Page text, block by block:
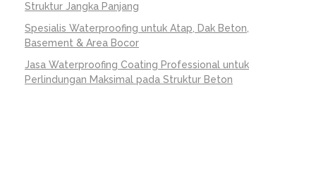
Struktur Jangka Panjang
Spesialis Waterproofing untuk Atap, Dak Beton,
Basement & Area Bocor
Jasa Waterproofing Coating Professional untuk
Perlindungan Maksimal pada Struktur Beton